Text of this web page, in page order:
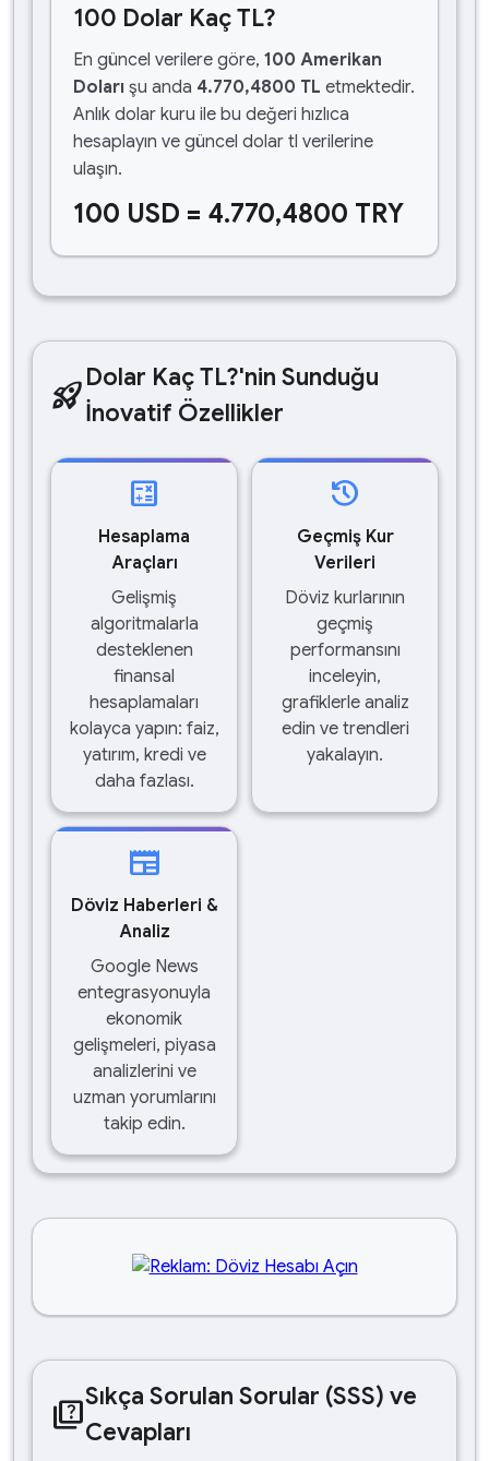
100 Dolar Kaç TL?
En güncel verilere göre, 100 Amerikan
Doları şu anda 4.770,4800 TL etmektedir.
Anlık dolar kuru ile bu değeri hızlıca
hesaplayın ve güncel dolar tl verilerine
ulaşın.
100 USD = 4.770,4800 TRY
rocket_launchDolar Kaç TL?'nin Sunduğu
İnovatif Özellikler
calculate
Hesaplama
Araçları
Gelişmiş
algoritmalarla
desteklenen
finansal
hesaplamaları
kolayca yapın: faiz,
yatırım, kredi ve
daha fazlası.
history
Geçmiş Kur
Verileri
Döviz kurlarının
geçmiş
performansını
inceleyin,
grafiklerle analiz
edin ve trendleri
yakalayın.
newspaper
Döviz Haberleri &
Analiz
Google News
entegrasyonuyla
ekonomik
gelişmeleri, piyasa
analizlerini ve
uzman yorumlarını
takip edin.
quizSıkça Sorulan Sorular (SSS) ve
Cevapları